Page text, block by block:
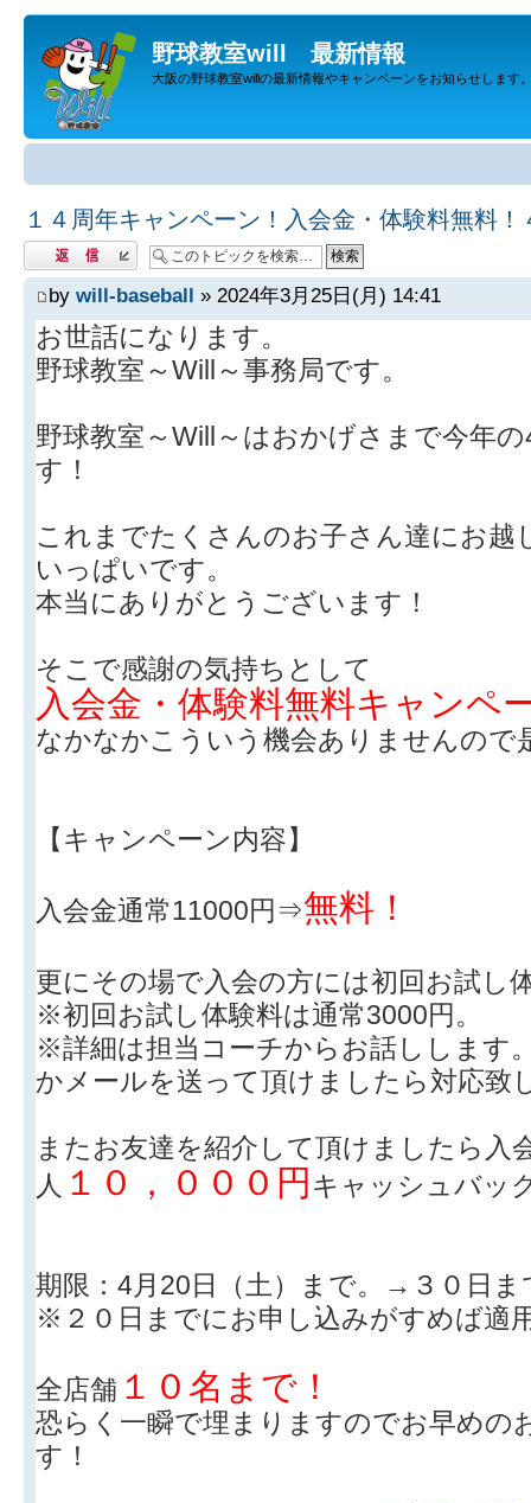
野球教室will 最新情報
大阪の野球教室willの最新情報やキャンペーンをお知らせします
１４周年キャンペーン！入会金・体験料無料
返信する
by will-baseball » 2024年3月25日(月) 14:41
お世話になります。
野球教室～Will～事務局です。
野球教室～Will～はおかげさまで今年
す！
これまでたくさんのお子さん達にお越
いっぱいです。
本当にありがとうございます！
そこで感謝の気持ちとして
入会金・体験料無料キャンペ
なかなかこういう機会ありませんので
【キャンペーン内容】
入会金通常11000円⇒無料！
更にその場で入会の方には初回お試し
※初回お試し体験料は通常3000円。
※詳細は担当コーチからお話しします
かメールを送って頂けましたら対応致
またお友達を紹介して頂けましたら入
人 １０，０００円 キャッシュバッ
期限：4月20日（土）まで。→３０日ま
※２０日までにお申し込みがすめば適
全店舗 １０名まで！
恐らく一瞬で埋まりますのでお早めの
す！